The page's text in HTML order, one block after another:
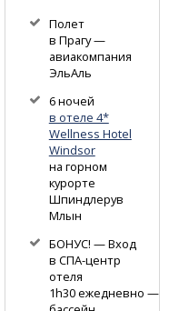
Полет
в Прагу —
авиакомпания
ЭльАль
6 ночей
в отеле 4*
Wellness Hotel
Windsor
на горном
курорте
Шпиндлерув
Млын
БОНУС! — Вход
в СПА-центр
отеля
1h30 ежедневно —